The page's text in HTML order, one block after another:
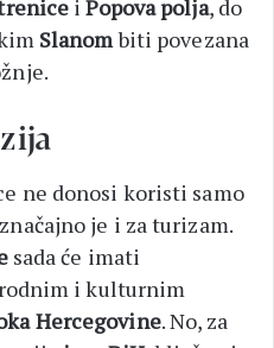
iPopova polja, do
Slanombiti povezana
ne donosi koristi samo
je i za turizam.
sada će imati
i kulturnim
Hercegovine. No, za